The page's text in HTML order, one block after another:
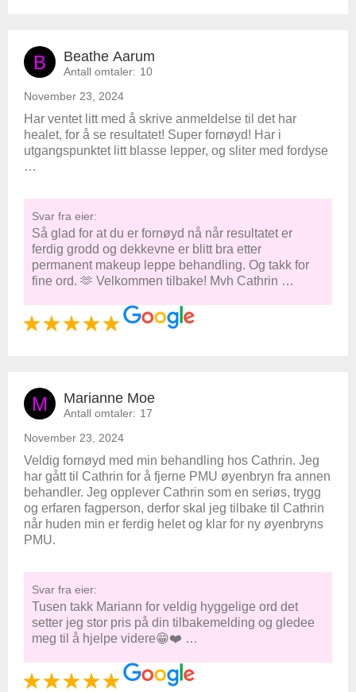
B Beathe Aarum
Antall omtaler: 10
November 23, 2024
Har ventet litt med å skrive anmeldelse til det har
healet, for å se resultatet! Super fornøyd! Har i
utgangspunktet litt blasse lepper, og sliter med fordyse
…
Svar fra eier:
Så glad for at du er fornøyd nå når resultatet er
ferdig grodd og dekkevne er blitt bra etter
permanent makeup leppe behandling. Og takk for
fine ord. 🫶 Velkommen tilbake! Mvh Cathrin …
M Marianne Moe
Antall omtaler: 17
November 23, 2024
Veldig fornøyd med min behandling hos Cathrin. Jeg
har gått til Cathrin for å fjerne PMU øyenbryn fra annen
behandler. Jeg opplever Cathrin som en seriøs, trygg
og erfaren fagperson, derfor skal jeg tilbake til Cathrin
når huden min er ferdig helet og klar for ny øyenbryns
PMU.
Svar fra eier:
Tusen takk Mariann for veldig hyggelige ord det
setter jeg stor pris på din tilbakemelding og gledee
meg til å hjelpe videre😁❤️ …